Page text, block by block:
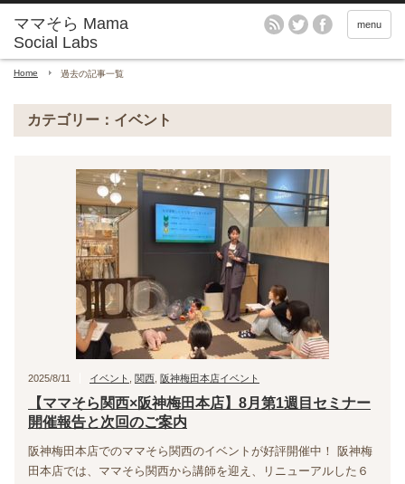
menu
Home 過去の記事一覧
カテゴリー：イベント
2025/8/11 イベント 関西 阪神梅田本店イベント
【ママそら関西×阪神梅田本店】8月第1週目セミナー
開催報告と次回のご案内
阪神梅田本店でのママそら関西のイベントが好評開催中！ 阪神梅
田本店では、ママそら関西から講師を迎え、リニューアルした６